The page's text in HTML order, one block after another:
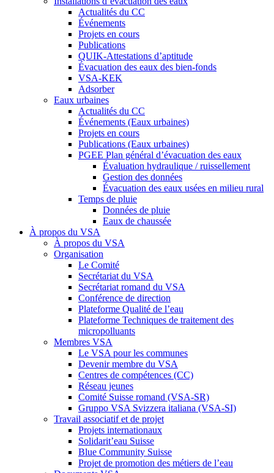
Actualités du CC
Événements
Projets en cours
Publications
QUIK-Attestations d’aptitude
Évacuation des eaux des bien-fonds
VSA-KEK
Adsorber
Eaux urbaines
Actualités du CC
Événements (Eaux urbaines)
Projets en cours
Publications (Eaux urbaines)
PGEE Plan général d’évacuation des eaux
Évaluation hydraulique / ruissellement
Gestion des données
Évacuation des eaux usées en milieu rural
Temps de pluie
Données de pluie
Eaux de chaussée
À propos du VSA
À propos du VSA
Organisation
Le Comité
Secrétariat du VSA
Secrétariat romand du VSA
Conférence de direction
Plateforme Qualité de l’eau
Plateforme Techniques de traitement des
micropolluants
Membres VSA
Le VSA pour les communes
Devenir membre du VSA
Centres de compétences (CC)
Réseau jeunes
Comité Suisse romand (VSA-SR)
Gruppo VSA Svizzera italiana (VSA-SI)
Travail associatif et de projet
Projets internationaux
Solidarit’eau Suisse
Blue Community Suisse
Projet de promotion des métiers de l’eau